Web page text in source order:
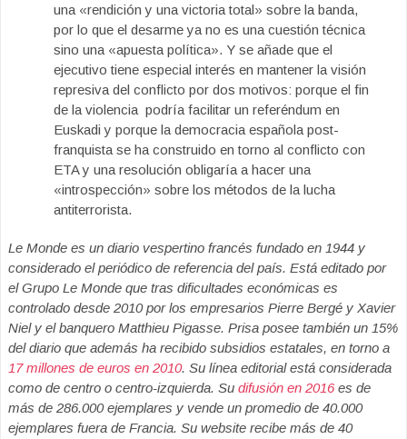
una «rendición y una victoria total» sobre la banda,
por lo que el desarme ya no es una cuestión técnica
sino una «apuesta política». Y se añade que el
ejecutivo tiene especial interés en mantener la visión
represiva del conflicto por dos motivos: porque el fin
de la violencia podría facilitar un referéndum en
Euskadi y porque la democracia española post-
franquista se ha construido en torno al conflicto con
ETA y una resolución obligaría a hacer una
«introspección» sobre los métodos de la lucha
antiterrorista.
Le Monde es un diario vespertino francés fundado en 1944 y
considerado el periódico de referencia del país. Está editado por
el Grupo Le Monde que tras dificultades económicas es
controlado desde 2010 por los empresarios Pierre Bergé y Xavier
Niely el banquero Matthieu Pigasse. Prisa posee también un 15%
del diario que además ha recibido subsidios estatales, en torno a
17 millones de euros en 2010. Su línea editorial está considerada
como de centro o centro-izquierda. Su difusión en 2016es de
más de 286.000 ejemplares y vende un promedio de 40.000
ejemplares fuera de Francia. Su website recibe más de 40